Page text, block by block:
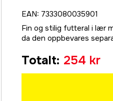
EAN: 7333080035901
Fin og stilig futteral i lær
da den oppbevares
Totalt: 254 kr